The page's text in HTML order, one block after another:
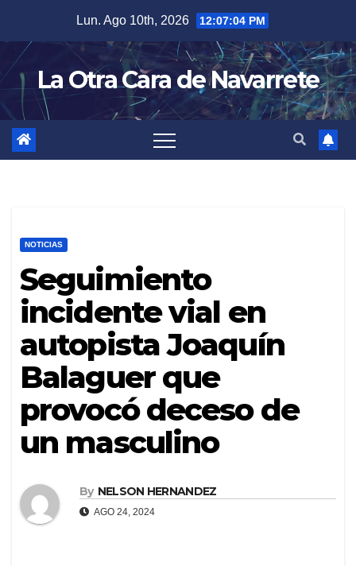
content
Lun. Ago 10th, 2026 12:07:05 PM
La Otra Cara de Navarrete
NOTICIAS
Seguimiento
incidente vial en
autopista Joaquín
Balaguer que
provocó deceso de
un masculino
By NELSON HERNANDEZ
AGO 24, 2024